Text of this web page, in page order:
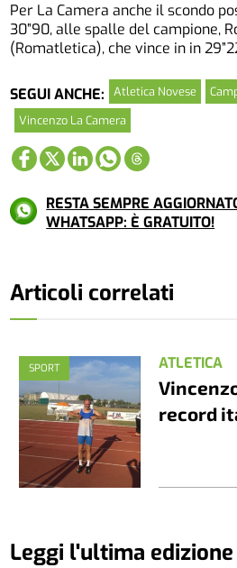
Per La Camera anche il scondo
30”90, alle spalle del campione,
(Romatletica), che vince in in
SEGUI ANCHE: Atletica Novese
Vincenzo La Camera
RESTA SEMPRE
WHATSAPP: È GRATUITO!
Articoli correlati
SPORT ATLETICA
record
Leggi l'ultima edizione